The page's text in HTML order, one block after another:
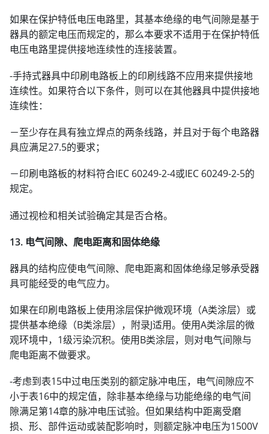
如果在保护特低电压电路里，其基本绝缘的电气间隙是基于
器具的额定电压而规定的，那么本要求不适用于在保护特低
电压电路里提供接地连续性的连接装置。
-手持式器具中印刷电路板上的印刷线路不应用来提供接地
连续性。如果符合以下条件，则可以在其他器具中提供接地
连续性：
－至少存在具有独立焊点的两条线路，并且对于每个电路器
具应满足27.5的要求；
－印刷电路板的材料符合IEC 60249-2-4或IEC 60249-2-5的
规定。
通过视检和相关试验确定其是否合格。
13. 电气间隙、爬电距离和固体绝缘
器具的结构应使电气间隙、爬电距离和固体绝缘足够承受器
具可能经受的电气应力。
如果在印刷电路板上使用涂层保护微观环境（A类涂层）或
提供基本绝缘（B类涂层），附录J适用。使用A类涂层的微
观环境中，1级污染沉积。使用B类涂层，则对电气间隙与
爬电距离不做要求。
-考虑到表15中过电压类别的额定脉冲电压，电气间隙应不
小于表16中的规定值，除非基本绝缘与功能绝缘的电气间
隙满足第14章的脉冲电压试验。但如果结构中距离受磨
损、形、部件运动或装配影响时，则额定脉冲电压为1500V